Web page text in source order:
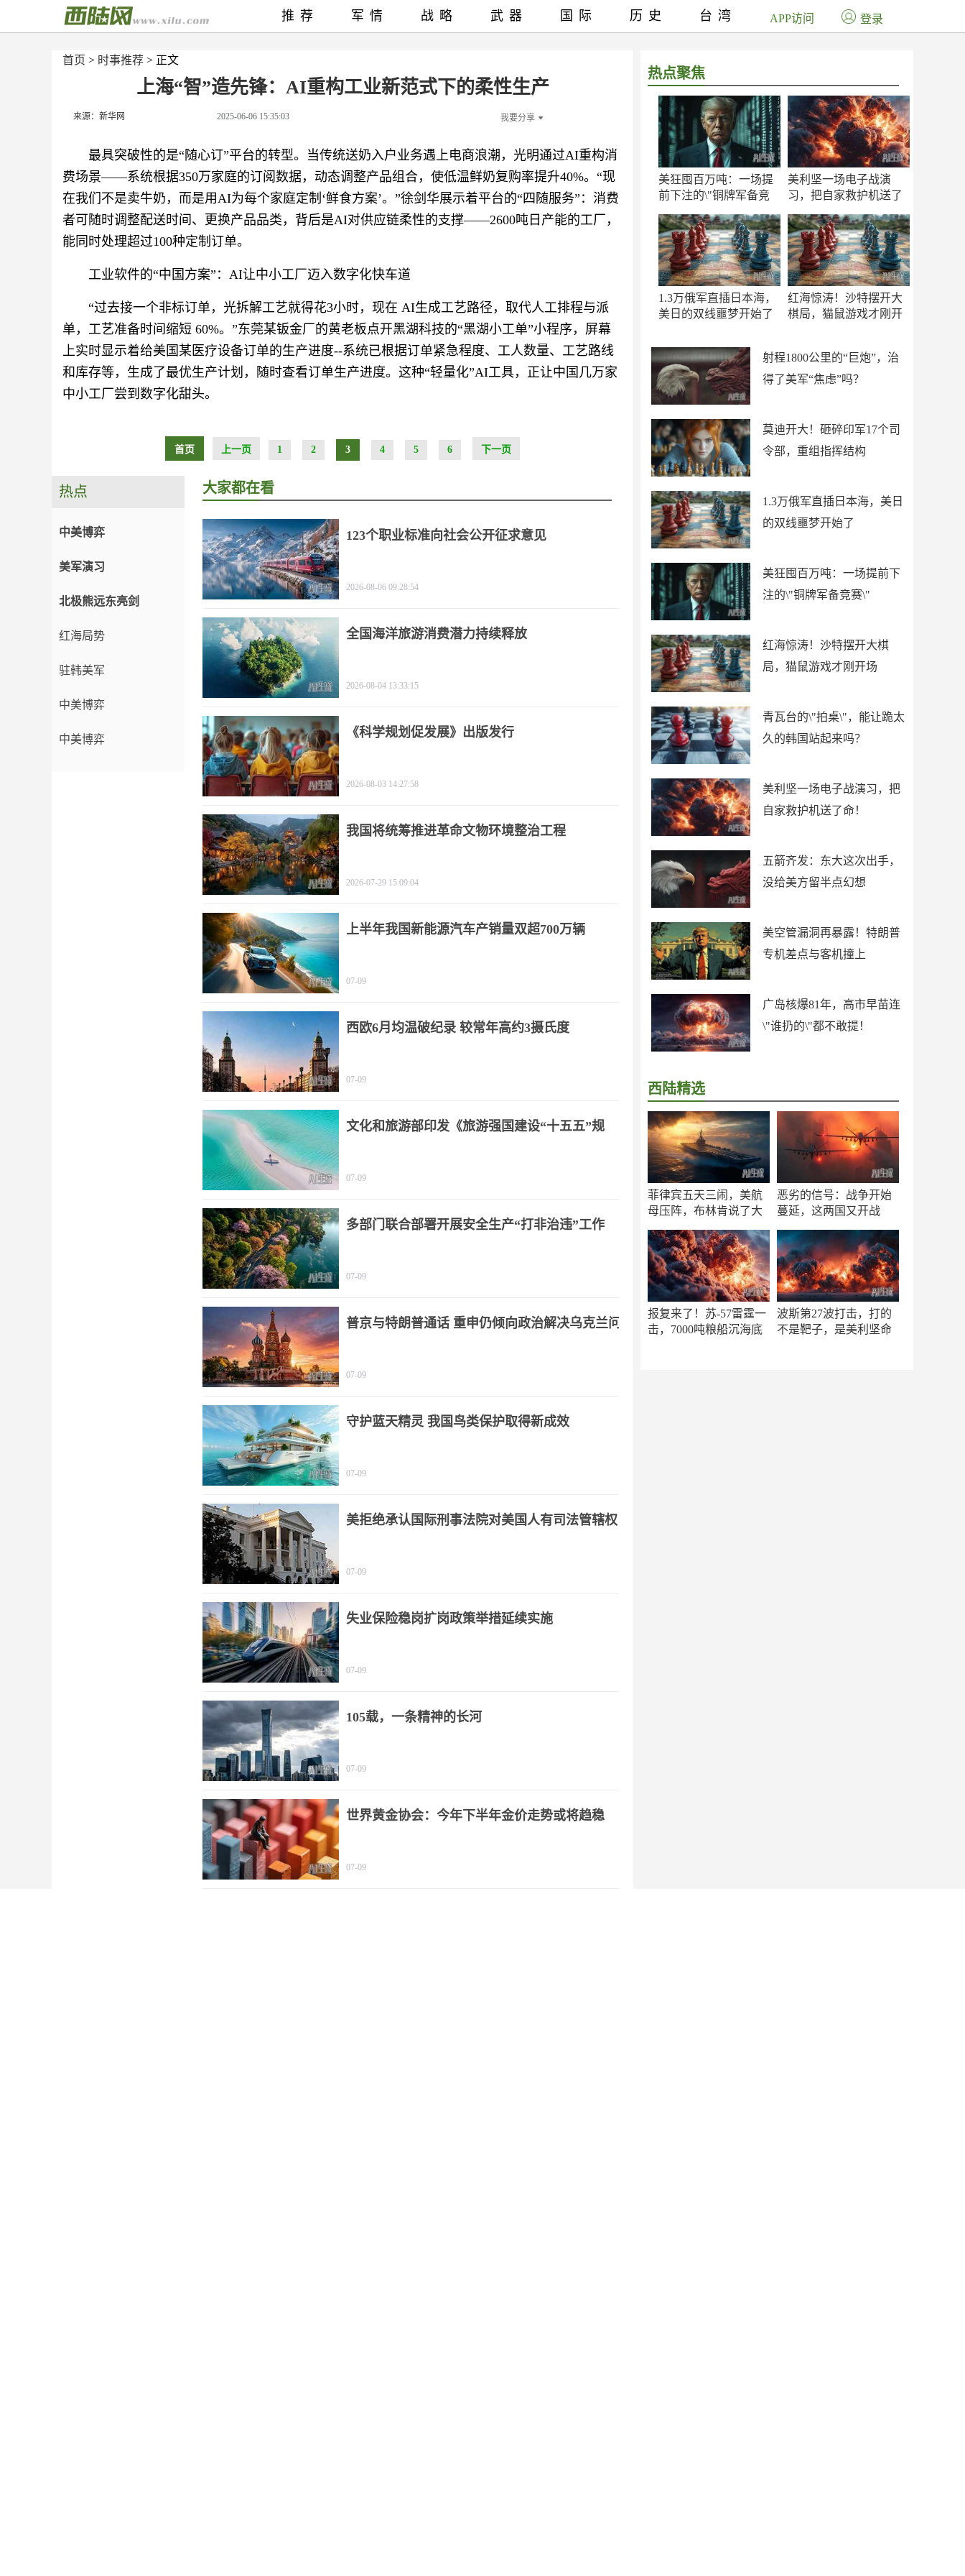
首页 > 时事推荐 > 正文
上海“智”造先锋：AI重构工业新范式下的柔性生产
来源：新华网 2025-06-06 15:35:03 我要分享
最具突破性的是“随心订”平台的转型。当传统送奶入户业务遇上电商浪潮，光明通过AI重构消
费场景——系统根据350万家庭的订阅数据，动态调整产品组合，使低温鲜奶复购率提升40%。“现
在我们不是卖牛奶，而是用AI为每个家庭定制‘鲜食方案’。”徐剑华展示着平台的“四随服务”：消费
者可随时调整配送时间、更换产品品类，背后是AI对供应链柔性的支撑——2600吨日产能的工厂，
能同时处理超过100种定制订单。
工业软件的“中国方案”：AI让中小工厂迈入数字化快车道
“过去接一个非标订单，光拆解工艺就得花3小时，现在 AI生成工艺路径，取代人工排程与派
单，工艺准备时间缩短 60%。”东莞某钣金厂的黄老板点开黑湖科技的“黑湖小工单”小程序，屏幕
上实时显示着给美国某医疗设备订单的生产进度--系统已根据订单紧急程度、工人数量、工艺路线
和库存等，生成了最优生产计划，随时查看订单生产进度。这种“轻量化”AI工具，正让中国几万家
中小工厂尝到数字化甜头。
首页 上一页 1 2 3 4 5 6 下一页
热点聚焦
美狂囤百万吨：一场提
前下注的\"铜牌军备竞
美利坚一场电子战演
习，把自家救护机送了
1.3万俄军直插日本海，
美日的双线噩梦开始了
红海惊涛！沙特摆开大
棋局，猫鼠游戏才刚开
射程1800公里的“巨炮”，治
得了美军“焦虑”吗？
莫迪开大！砸碎印军17个司
令部，重组指挥结构
1.3万俄军直插日本海，美日
的双线噩梦开始了
美狂囤百万吨：一场提前下
注的\"铜牌军备竞赛\"
红海惊涛！沙特摆开大棋
局，猫鼠游戏才刚开场
青瓦台的\"拍桌\"，能让跪太
久的韩国站起来吗？
美利坚一场电子战演习，把
自家救护机送了命！
五箭齐发：东大这次出手，
没给美方留半点幻想
美空管漏洞再暴露！特朗普
专机差点与客机撞上
广岛核爆81年，高市早苗连
\"谁扔的\"都不敢提！
西陆精选
菲律宾五天三闹，美航
母压阵，布林肯说了大
恶劣的信号：战争开始
蔓延，这两国又开战
报复来了！苏-57雷霆一
击，7000吨粮船沉海底
波斯第27波打击，打的
不是靶子，是美利坚命
推荐 军情 战略 武器 国际 历史 台湾 APP访问 登录
热点
中美博弈
美军演习
北极熊远东亮剑
红海局势
驻韩美军
中美博弈
中美博弈
大家都在看
123个职业标准向社会公开征求意见
2026-08-06 09:28:54
全国海洋旅游消费潜力持续释放
2026-08-04 13:33:15
《科学规划促发展》出版发行
2026-08-03 14:27:58
我国将统筹推进革命文物环境整治工程
2026-07-29 15:09:04
上半年我国新能源汽车产销量双超700万辆
07-09
西欧6月均温破纪录 较常年高约3摄氏度
07-09
文化和旅游部印发《旅游强国建设“十五五”规
07-09
多部门联合部署开展安全生产“打非治违”工作
07-09
普京与特朗普通话 重申仍倾向政治解决乌克兰问
07-09
守护蓝天精灵 我国鸟类保护取得新成效
07-09
美拒绝承认国际刑事法院对美国人有司法管辖权
07-09
失业保险稳岗扩岗政策举措延续实施
07-09
105载，一条精神的长河
07-09
世界黄金协会：今年下半年金价走势或将趋稳
07-09